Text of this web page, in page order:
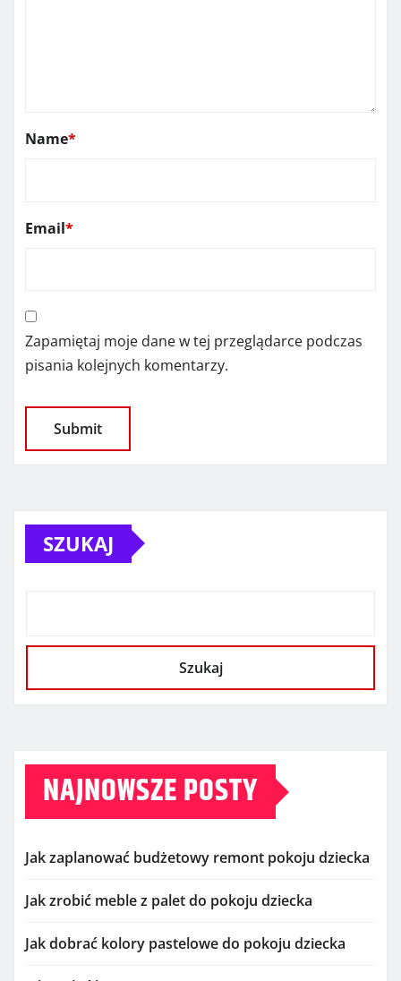
Name*
Email*
Zapamiętaj moje dane w tej przeglądarce podczas
pisania kolejnych komentarzy.
SZUKAJ
Szukaj
NAJNOWSZE POSTY
Jak zaplanować budżetowy remont pokoju dziecka
Jak zrobić meble z palet do pokoju dziecka
Jak dobrać kolory pastelowe do pokoju dziecka